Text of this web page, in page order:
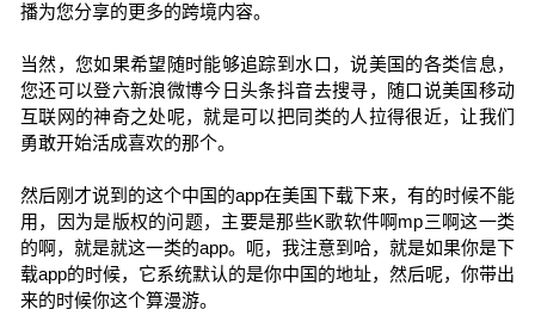
播为您分享的更多的跨境内容。
当然，您如果希望随时能够追踪到水口，说美国的各类信息，
您还可以登六新浪微博今日头条抖音去搜寻，随口说美国移动
互联网的神奇之处呢，就是可以把同类的人拉得很近，让我们
勇敢开始活成喜欢的那个。
然后刚才说到的这个中国的app在美国下载下来，有的时候不能
用，因为是版权的问题，主要是那些K歌软件啊mp三啊这一类
的啊，就是就这一类的app。呃，我注意到哈，就是如果你是下
载app的时候，它系统默认的是你中国的地址，然后呢，你带出
来的时候你这个算漫游。